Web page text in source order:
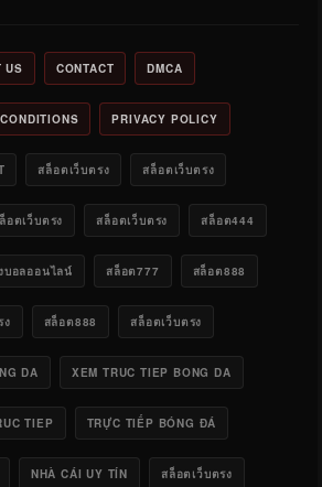
US CONTACT DMCA
PRIVACY POLICY
สล็อตเว็บตรง สล็อตเว็บตรง
อตเว็บตรง สล็อตเว็บตรง สล็อต444
บอลออนไลน์ สล็อต777 สล็อต888
ง สล็อต888 สล็อตเว็บตรง
DA XEM TRUC TIEP BONG DA
TIEP TRỰC TIẾP BÓNG ĐÁ
NHÀ CÁI UY TÍN สล็อตเว็บตรง